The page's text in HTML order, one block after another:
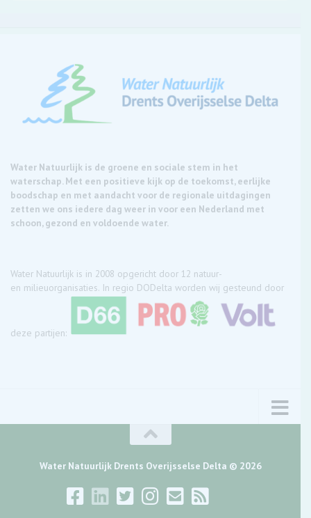
Water Natuurlijk is de groene en sociale stem in het
waterschap. Met een positieve kijk op de toekomst, eerlijke
boodschap en met aandacht voor de regionale uitdagingen
zetten we ons iedere dag weer in voor een Nederland met
schoon, gezond en voldoende water.
Water Natuurlijk is in 2008 opgericht door 12 natuur-
en milieuorganisaties. In regio DODelta worden wij gesteund door
deze partijen:
Water Natuurlijk Drents Overijsselse Delta © 2026